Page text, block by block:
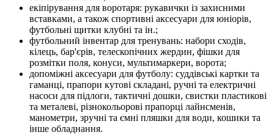
екіпірування для воротаря: рукавички із захисними
вставками, а також спортивні аксесуари для юніорів,
футбольні щитки клубні та ін.;
футбольний інвентар для тренувань: набори сходів,
кілець, бар'єрів, телескопічних жердин, фішки для
розмітки поля, конуси, мультимаркери, ворота;
допоміжні аксесуари для футболу: суддівські картки та
гаманці, прапори кутові складані, ручні та електричні
насоси для підлоги, тактичні дошки, свистки пластикові
та металеві, різнокольорові прапорці лайнсменів,
манометри, зручні та ємні пляшки для води, кошики та
інше обладнання.